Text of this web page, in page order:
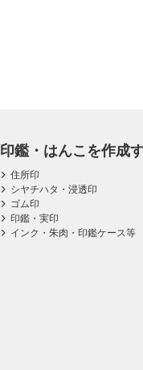
印鑑・はんこを作成
住所印
シヤチハタ・浸透印
ゴム印
印鑑・実印
インク・朱肉・印鑑ケース等